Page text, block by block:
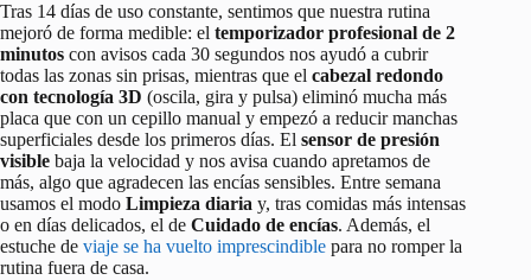
Tras 14 días de uso constante, sentimos que nuestra rutina
mejoró de forma medible: el temporizador profesional de 2
minutos con avisos cada 30 segundos nos ayudó a cubrir
todas las zonas sin prisas, mientras que el cabezal redondo
con tecnología 3D (oscila, gira y pulsa) eliminó mucha más
placa que con un cepillo manual y empezó a reducir manchas
superficiales desde los primeros días. El sensor de presión
visible baja la velocidad y nos avisa cuando apretamos de
más, algo que agradecen las encías sensibles. Entre semana
usamos el modo Limpieza diaria y, tras comidas más intensas
o en días delicados, el de Cuidado de encías. Además, el
estuche de viaje se ha vuelto imprescindible para no romper la
rutina fuera de casa.